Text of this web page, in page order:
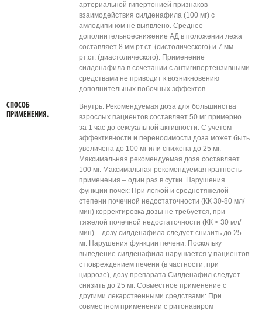
артериальной гипертонией признаков
взаимодействия силденафила (100 мг) с
амлодипином не выявлено. Среднее
дополнительноеснижение АД в положении лежа
составляет 8 мм рт.ст. (систолического) и 7 мм
рт.ст. (диастолического). Применение
силденафила в сочетании с антигипертензивными
средствами не приводит к возникновению
дополнительных побочных эффектов.
СПОСОБ
ПРИМЕНЕНИЯ.
Внутрь. Рекомендуемая доза для большинства
взрослых пациентов составляет 50 мг примерно
за 1 час до сексуальной активности. С учетом
эффективности и переносимости доза может быть
увеличена до 100 мг или снижена до 25 мг.
Максимальная рекомендуемая доза составляет
100 мг. Максимальная рекомендуемая кратность
применения – один раз в сутки. Нарушения
функции почек: При легкой и среднетяжелой
степени почечной недостаточности (КК 30-80 мл/
мин) корректировка дозы не требуется, при
тяжелой почечной недостаточности (КК < 30 мл/
мин) – дозу силденафила следует снизить до 25
мг. Нарушения функции печени: Поскольку
выведение силденафила нарушается у пациентов
с повреждением печени (в частности, при
циррозе), дозу препарата Силденафил следует
снизить до 25 мг. Совместное применение с
другими лекарственными средствами: При
совместном применении с ритонавиром